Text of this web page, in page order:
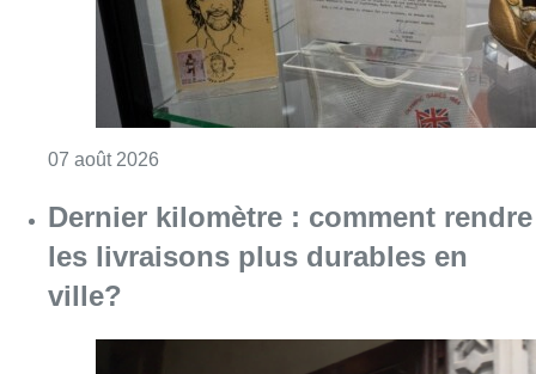
07 août 2026
Dernier kilomètre : comment rendre
les livraisons plus durables en
ville?